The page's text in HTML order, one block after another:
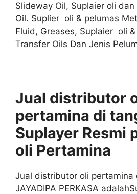
Slideway Oil, Suplaier oli dan
Oil. Suplier oli & pelumas
Fluid, Greases, Suplaier oli
Transfer Oils Dan Jenis
Jual distributor
pertamina di
Suplayer Resmi
oli Pertamina
Jual distributor oli pertamina
JAYADIPA PERKASA